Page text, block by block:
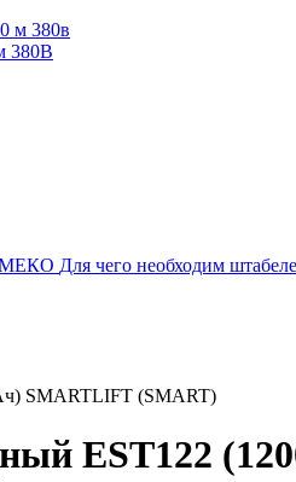
380В
МЕКО Для чего необходим
SMARTLIFT (SMART)
EST122